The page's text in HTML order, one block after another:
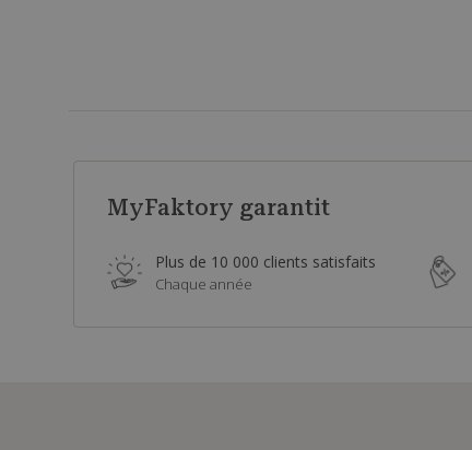
MyFaktory garantit
Plus de 10 000 clients satisfaits
Chaque année